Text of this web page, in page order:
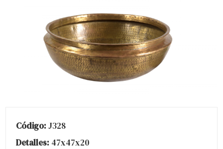
Código: J328
Detalles: 47x47x20